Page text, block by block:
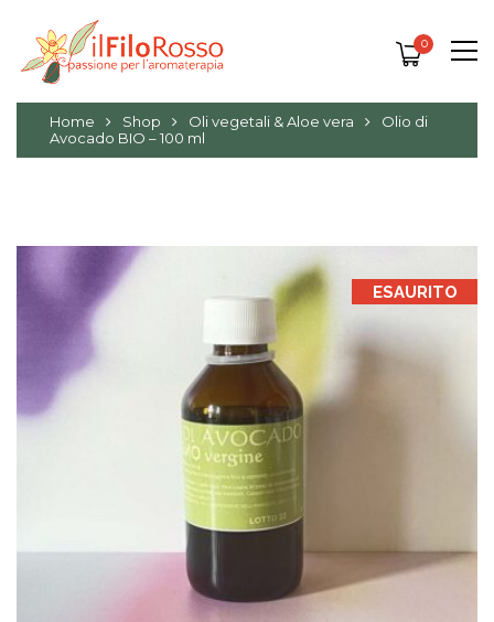
0
Home Shop Oli vegetali & Aloe vera
Olio di
Avocado BIO – 100 ml
ESAURITO